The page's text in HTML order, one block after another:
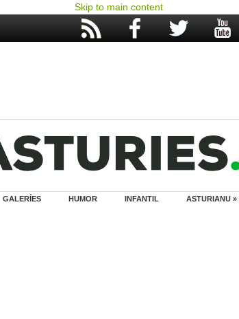
Skip to main content
GALERÍES HUMOR INFANTIL ASTURIANU »